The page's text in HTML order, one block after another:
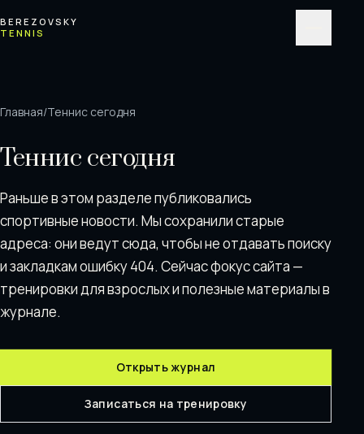
BEREZOVSKY
TENNIS
Главная/Теннис сегодня
Теннис сегодня
Раньше в этом разделе публиковались
спортивные новости. Мы сохранили старые
адреса: они ведут сюда, чтобы не отдавать поискy
и закладкам ошибку 404. Сейчас фокус сайта —
тренировки для взрослых и полезные материалы в
журнале.
Открыть журнал
Записаться на тренировку